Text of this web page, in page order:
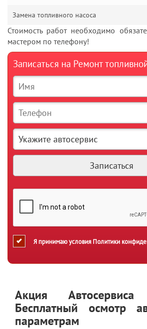
Замена топливного насоса
Стоимость работ необходимо
мастером по телефону!
Записаться на Ремонт
Я принимаю условия Политики
Акция
Бесплатный осмотр
параметрам